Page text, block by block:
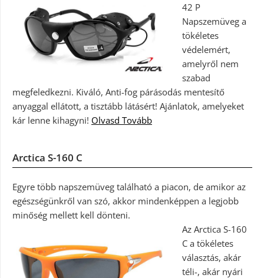
42 P
Napszemüveg a
tökéletes
védelemért,
amelyről nem
szabad
megfeledkezni. Kiváló, Anti-fog párásodás mentesítő
anyaggal ellátott, a tisztább látásért! Ajánlatok, amelyeket
kár lenne kihagyni! Olvasd Tovább
Arctica S-160 C
Egyre több napszemüveg található a piacon, de amikor az
egészségünkről van szó, akkor mindenképpen a legjobb
minőség mellett kell dönteni.
Az Arctica S-160
C a tökéletes
választás, akár
téli-, akár nyári